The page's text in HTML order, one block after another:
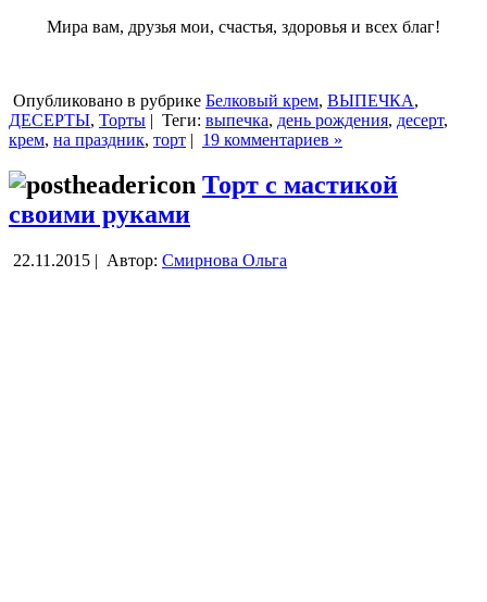
Мира вам, друзья мои, счастья, здоровья и всех благ!
Опубликовано в рубрике Белковый крем, ВЫПЕЧКА,
ДЕСЕРТЫ, Торты | Теги: выпечка, день рождения, десерт,
крем, на праздник, торт | 19 комментариев »
Торт с мастикой
своими руками
22.11.2015 | Автор: Смирнова Ольга